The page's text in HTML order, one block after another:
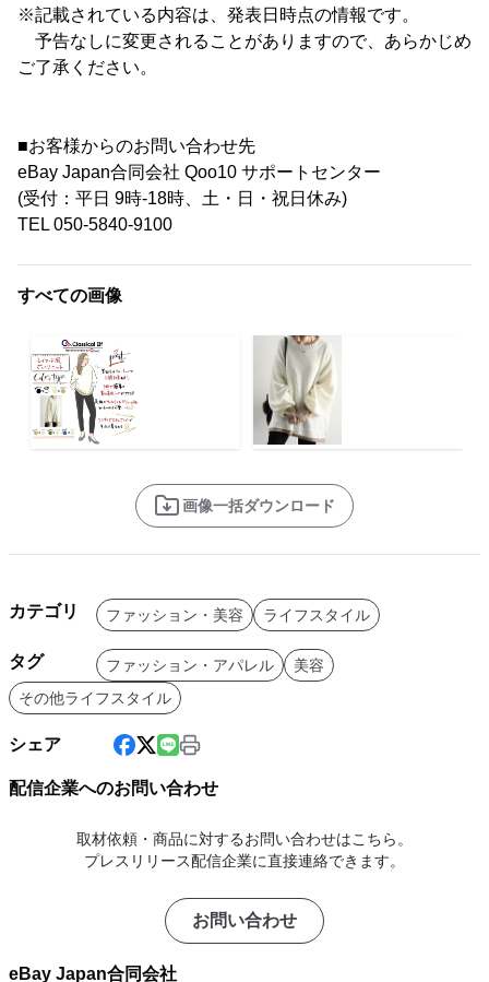
※記載されている内容は、発表日時点の情報です。
予告なしに変更されることがありますので、あらかじめ
ご了承ください。
■お客様からのお問い合わせ先
eBay Japan合同会社 Qoo10 サポートセンター
(受付：平日 9時-18時、土・日・祝日休み)
TEL 050-5840-9100
すべての画像
画像一括ダウンロード
カテゴリ ファッション・美容 ライフスタイル
タグ ファッション・アパレル
美容
その他ライフスタイル
シェア
配信企業へのお問い合わせ
取材依頼・商品に対するお問い合わせはこちら。
プレスリリース配信企業に直接連絡できます。
お問い合わせ
eBay Japan合同会社